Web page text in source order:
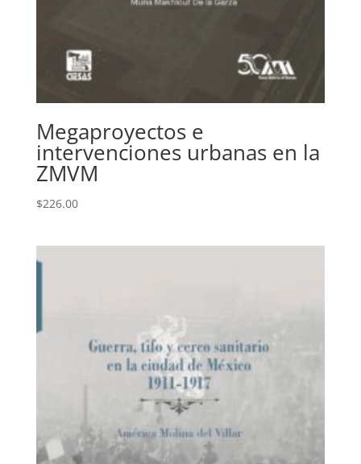
Megaproyectos e
intervenciones urbanas en la
ZMVM
$226.00